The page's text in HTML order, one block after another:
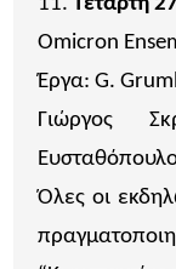
Omicron
Έργα: G.
Γιώργος
Όλες οι